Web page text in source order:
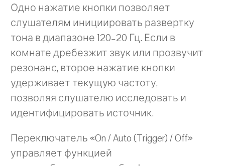
Одно нажатие кнопки позволяет
слушателям инициировать развертку
тона в диапазоне 120–20 Гц. Если в
комнате дребезжит звук или прозвучит
резонанс, второе нажатие кнопки
удерживает текущую частоту,
позволяя слушателю исследовать и
идентифицировать источник.
Переключатель «On / Auto (Trigger) / Off»
управляет функцией